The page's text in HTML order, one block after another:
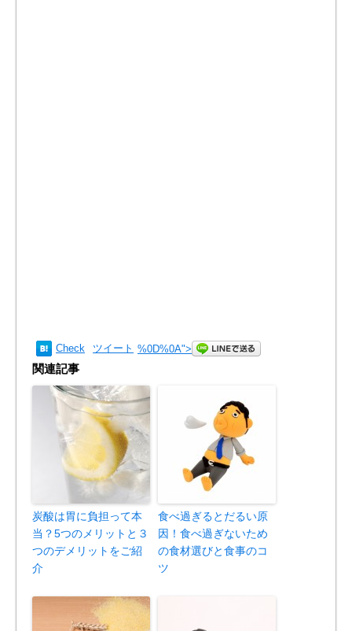
Check ツイート %0D%0A">
関連記事
炭酸は胃に負担って本
当？5つのメリットと３
つのデメリットをご紹
介
食べ過ぎるとだるい原
因！食べ過ぎないため
の食材選びと食事のコ
ツ